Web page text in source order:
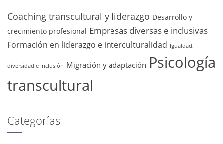
Coaching transcultural y liderazgo Desarrollo y
crecimiento profesional Empresas diversas e inclusivas
Formación en liderazgo e interculturalidad Igualdad,
diversidad e inclusión Migración y adaptación Psicología
transcultural
Categorías